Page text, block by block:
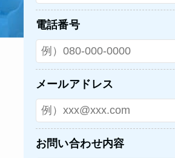
電話番号
メールアドレス
お問い合わせ内容